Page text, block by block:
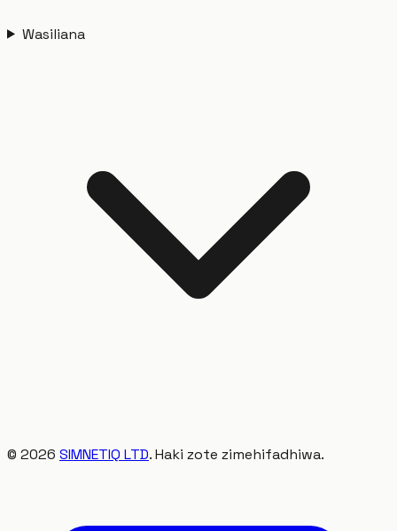
Wasiliana
© 2026 SIMNETIQ LTD. Haki zote zimehifadhiwa.